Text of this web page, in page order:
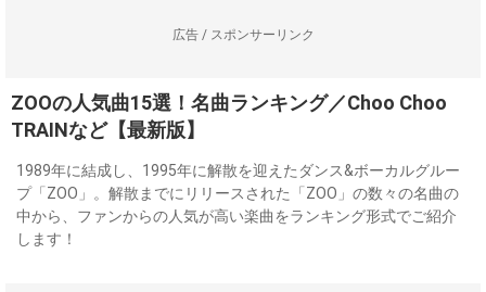
広告 / スポンサーリンク
ZOOの人気曲15選！名曲ランキング／Choo Choo
TRAINなど【最新版】
1989年に結成し、1995年に解散を迎えたダンス&ボーカルグルー
プ「ZOO」。解散までにリリースされた「ZOO」の数々の名曲の
中から、ファンからの人気が高い楽曲をランキング形式でご紹介
します！